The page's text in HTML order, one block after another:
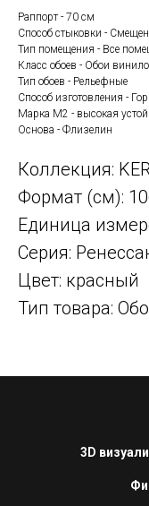
Раппорт - 70 см
Способ стыковки -
Тип помещения - Все
Класс обоев - Обои
Тип обоев - Рельефные
Способ изготовления -
Марка М2 - высокая
Основа - Флизелин
Коллекция:
Формат (см):
Единица
Серия:
Цвет: красный
Тип товара:
3D